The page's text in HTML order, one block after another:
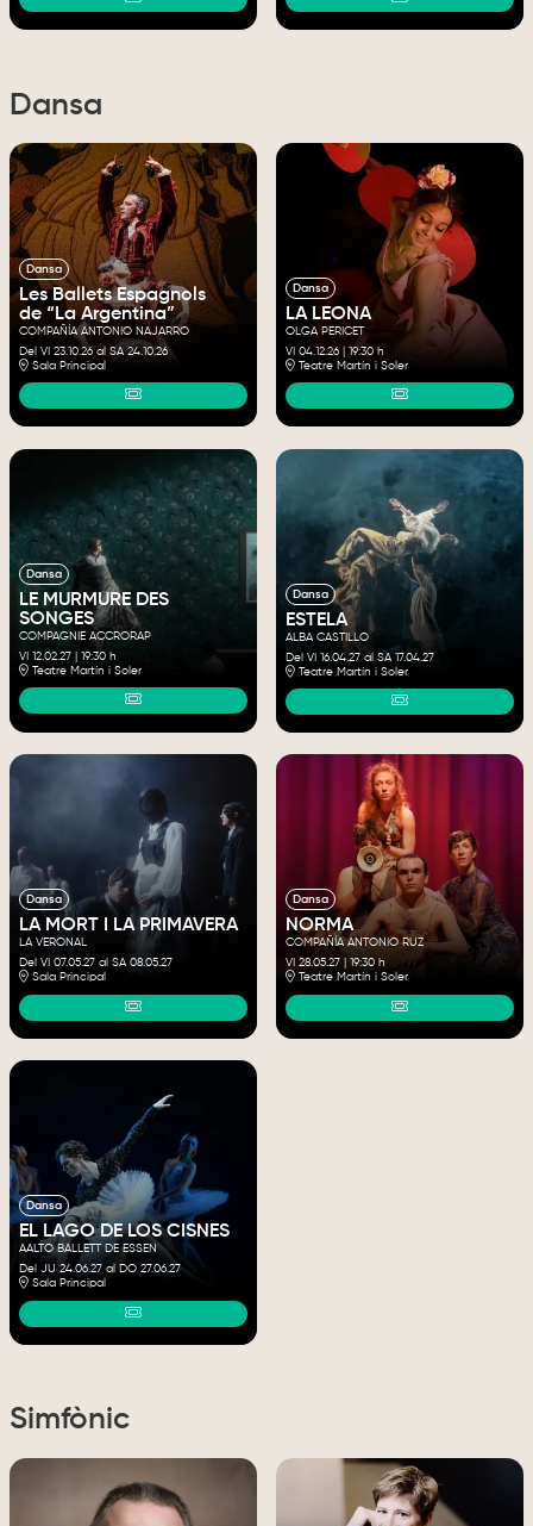
Dansa
Dansa
Les Ballets Espagnols
de “La Argentina”
COMPAÑÍA ANTONIO NAJARRO
Del VI 23.10.26al SA 24.10.26
Sala Principal
Dansa
LA LEONA
OLGA PERICET
VI 04.12.26| 19:30 h
Teatre Martín i Soler
Dansa
LE MURMURE DES
SONGES
COMPAGNIE ACCRORAP
VI 12.02.27| 19:30 h
Teatre Martín i Soler
Dansa
ESTELA
ALBA CASTILLO
Del VI 16.04.27al SA 17.04.27
Teatre Martín i Soler
Dansa
LA MORT I LA PRIMAVERA
LA VERONAL
Del VI 07.05.27al SA 08.05.27
Sala Principal
Dansa
NORMA
COMPAÑÍA ANTONIO RUZ
VI 28.05.27| 19:30 h
Teatre Martín i Soler
Dansa
EL LAGO DE LOS CISNES
AALTO BALLETT DE ESSEN
Del JU 24.06.27al DO 27.06.27
Sala Principal
Simfònic